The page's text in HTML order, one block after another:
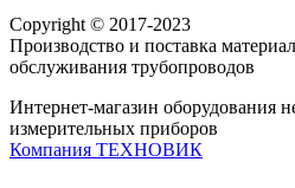
Copyright © 2017-2023
Производство и поставка
обслуживания трубопроводов
Интернет-магазин оборудования
измерительных приборов
Компания ТЕХНОВИК